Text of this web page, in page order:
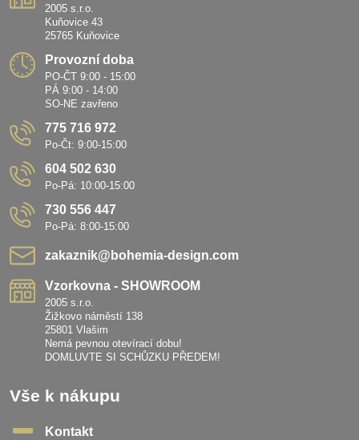
2005 s.r.o.
Kuňovice 43
25765 Kuňovice
Provozní doba
PO-ČT 9:00 - 15:00
PÁ 9:00 - 14:00
SO-NE zavřeno
775 716 972
Po-Čt: 9:00-15:00
604 502 630
Po-Pá: 10:00-15:00
730 556 447
Po-Pá: 8:00-15:00
zakaznik​@bohemia-design​.com
Vzorkovna - SHOWROOM
2005 s.r.o.
Žižkovo náměstí 138
25801 Vlašim
Nemá pevnou otevírací dobu!
DOMLUVTE SI SCHŮZKU PŘEDEM!
Vše k nákupu
Kontakt